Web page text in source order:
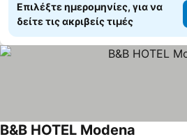
Επιλέξτε ημερομηνίες, για να
δείτε τις ακριβείς τιμές
B&B HOTEL Modena